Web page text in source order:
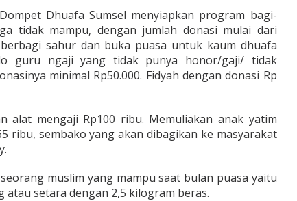
Dhuafa Sumsel menyiapkan program bagi-
tidak mampu, dengan jumlah donasi mulai dari
berbagi sahur dan buka puasa untuk kaum dhuafa
guru ngaji yang tidak punya honor/gaji/ tidak
minimal Rp50.000. Fidyah dengan donasi Rp
alat mengaji Rp100 ribu. Memuliakan anak yatim
ribu, sembako yang akan dibagikan ke masyarakat
muslim yang mampu saat bulan puasa yaitu
atau setara dengan 2,5 kilogram beras.